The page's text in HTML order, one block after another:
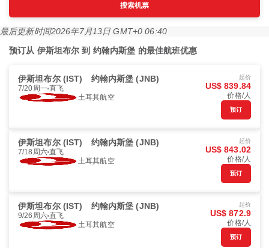
搜索机票
最后更新时间2026年7月13日 GMT+0 06:40
预订从 伊斯坦布尔 到 约翰内斯堡 的最佳航班优惠
伊斯坦布尔 (IST) 约翰内斯堡 (JNB)
7/20周一 直飞
土耳其航空
起价
US$ 839.84
价格/人
预订
伊斯坦布尔 (IST) 约翰内斯堡 (JNB)
7/18周六 直飞
土耳其航空
起价
US$ 843.02
价格/人
预订
伊斯坦布尔 (IST) 约翰内斯堡 (JNB)
9/26周六 直飞
土耳其航空
起价
US$ 872.9
价格/人
预订